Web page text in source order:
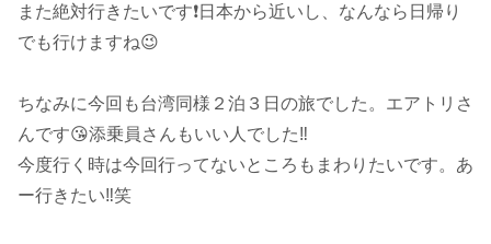
また絶対行きたいです❗️日本から近いし、なんなら日帰り
でも行けますね😉
ちなみに今回も台湾同様２泊３日の旅でした。エアトリさ
んです😘添乗員さんもいい人でした‼️
今度行く時は今回行ってないところもまわりたいです。あ
ー行きたい‼️笑